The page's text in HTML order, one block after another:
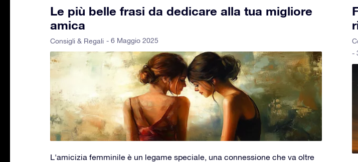
Le più belle frasi da dedicare alla tua migliore
amica
Consigli & Regali - 6 Maggio 2025
L'amicizia femminile è un legame speciale, una connessione che va oltre
-